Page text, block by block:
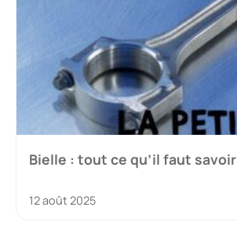
Bielle : tout ce qu’il faut savoir
12 août 2025